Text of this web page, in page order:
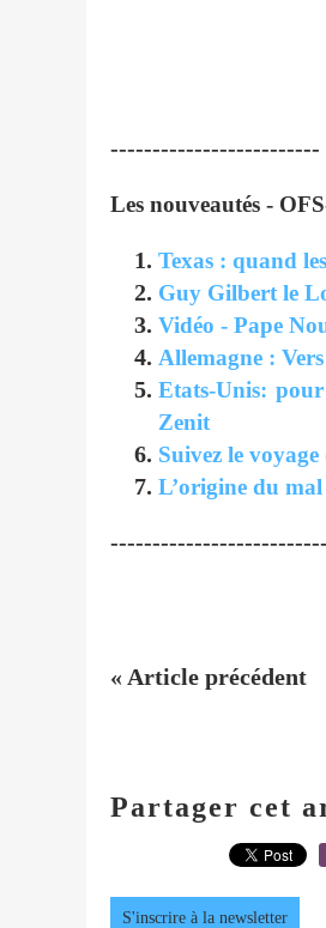
-------------------------
Les nouveautés -
Texas : quand
Guy Gilbert le
Vidéo - Pape
Allemagne :
Etats-Unis:
Zenit
Suivez le
L’origine du
« Article précédent
Partager cet
S'inscrire à la newsletter